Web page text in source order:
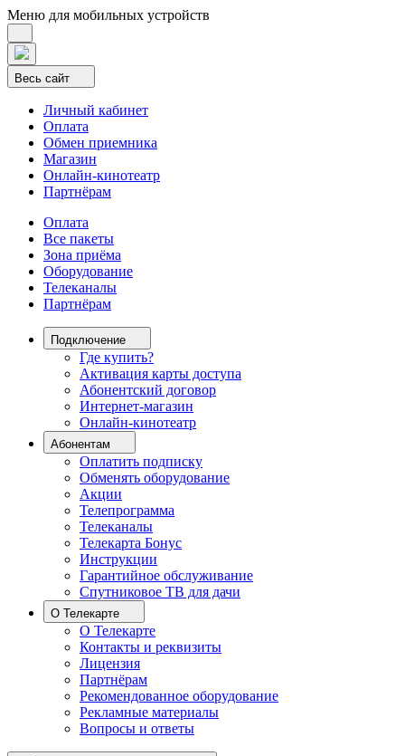
Меню для мобильных устройств
Весь сайт
Личный кабинет
Оплата
Обмен приемника
Магазин
Онлайн-кинотеатр
Партнёрам
Оплата
Все пакеты
Зона приёма
Оборудование
Телеканалы
Партнёрам
Подключение
Где купить?
Активация карты доступа
Абонентский договор
Интернет-магазин
Онлайн-кинотеатр
Абонентам
Оплатить подписку
Обменять оборудование
Акции
Телепрограмма
Телеканалы
Телекарта Бонус
Инструкции
Гарантийное обслуживание
Спутниковое ТВ для дачи
О Телекарте
О Телекарте
Контакты и реквизиты
Лицензия
Партнёрам
Рекомендованное оборудование
Рекламные материалы
Вопросы и ответы